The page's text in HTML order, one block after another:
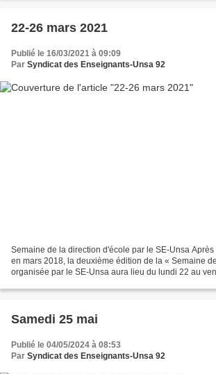
22-26 mars 2021
Publié le 16/03/2021 à 09:09
Par Syndicat des Enseignants-Unsa 92
Semaine de la direction d'école par le SE-Unsa
en mars 2018, la deuxième édition de la « Semaine
organisée par le SE-Unsa aura lieu du lundi 22 au
Samedi 25 mai
Publié le 04/05/2024 à 08:53
Par Syndicat des Enseignants-Unsa 92